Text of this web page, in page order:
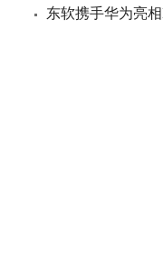
东软携手华为亮